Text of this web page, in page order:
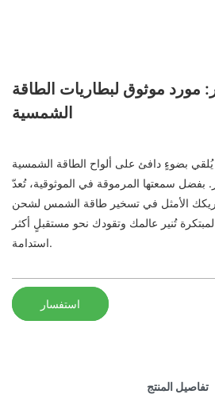
مورد موثوق لبطاريات الطاقة
الشمسية
بضوءٍ دافئ على ألواح الطاقة الشمسية
بفضل سمعتها المرموقة في الموثوقية، تُعدّ
الأمثل في تسخير طاقة الشمس لشحن
تُنير عالمك وتقودك نحو مستقبلٍ أكثر
استدامة.
استفسار
تفاصيل المنتج